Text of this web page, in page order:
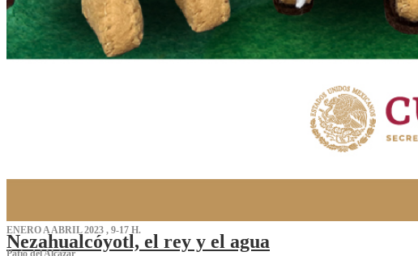
ENERO A ABRIL 2023 , 9-17 H.
Nezahualcóyotl, el rey y el agua